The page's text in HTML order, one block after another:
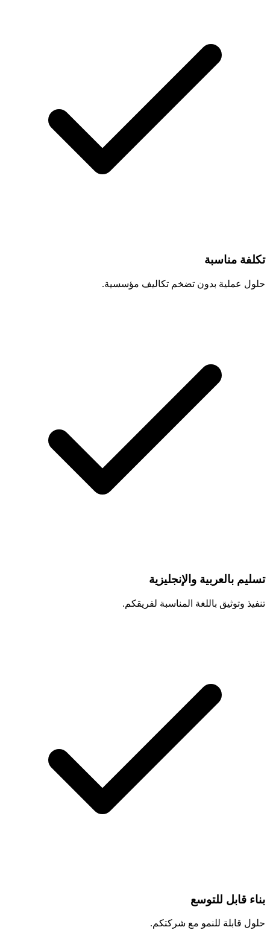
تكلفة مناسبة
حلول عملية بدون تضخم تكاليف مؤسسية.
تسليم بالعربية والإنجليزية
تنفيذ وتوثيق باللغة المناسبة لفريقكم.
بناء قابل للتوسع
حلول قابلة للنمو مع شركتكم.